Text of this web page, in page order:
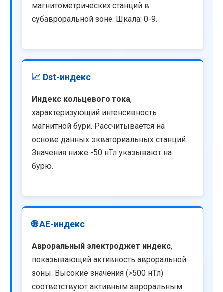
магнитометрических станций в
субавроральной зоне. Шкала: 0-9.
📈 Dst-индекс
Индекс кольцевого тока,
характеризующий интенсивность
магнитной бури. Рассчитывается на
основе данных экваториальных станций.
Значения ниже -50 нТл указывают на
бурю.
🌐 AE-индекс
Авроральный электроджет индекс,
показывающий активность авроральной
зоны. Высокие значения (>500 нТл)
соответствуют активным авроральным